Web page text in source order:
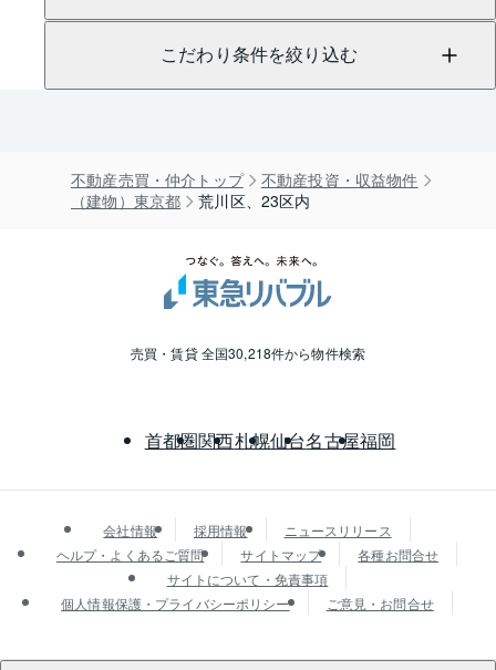
こだわり条件を絞り込む
不動産売買・仲介トップ
不動産投資・収益物件
（建物）東京都
荒川区、23区内
売買・賃貸 全国30,218件から物件検索
首都圏関西札幌仙台名古屋福岡
会社情報 採用情報
ニュースリリース
ヘルプ・よくあるご質問
サイトマップ
各種お問合せ
サイトについて・免責事項
個人情報保護・プライバシーポリシー
ご意見・お問合せ